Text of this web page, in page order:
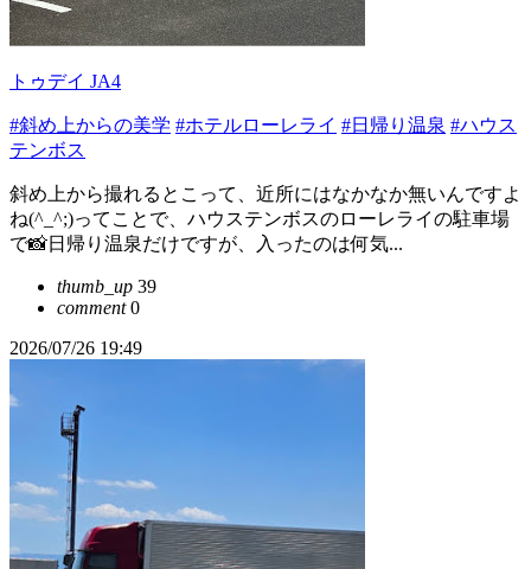
トゥデイ JA4
#斜め上からの美学 #ホテルローレライ #日帰り温泉 #ハウス
テンボス
斜め上から撮れるとこって、近所にはなかなか無いんですよ
ね(^_^;)ってことで、ハウステンボスのローレライの駐車場
で📸日帰り温泉だけですが、入ったのは何気...
thumb_up 39
comment0
2026/07/26 19:49